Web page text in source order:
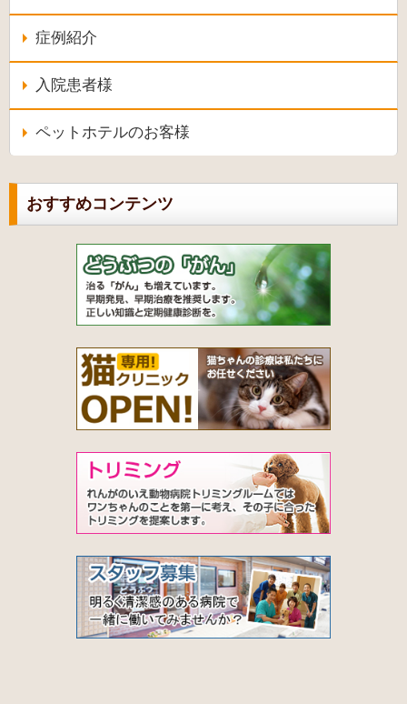
症例紹介
入院患者様
ペットホテルのお客様
おすすめコンテンツ